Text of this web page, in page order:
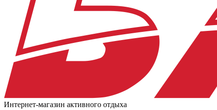
Интернет-магазин активного отдыха